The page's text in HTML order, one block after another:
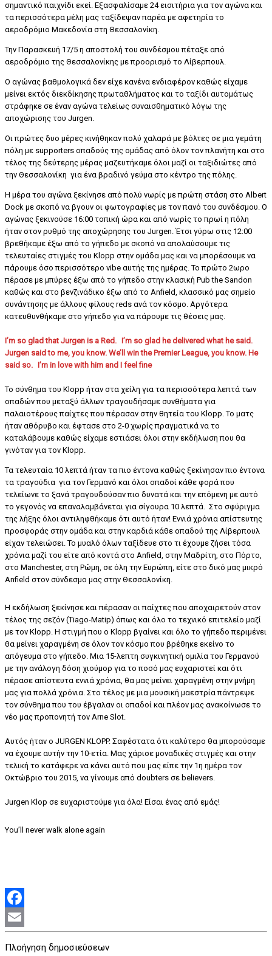
σημαντικό παιχνίδι εκεί. Εξασφαλίσαμε 24 εισιτήρια για τον αγώνα και
τα περισσότερα μέλη μας ταξίδεψαν παρέα με αφετηρία το
αεροδρόμιο Μακεδονία στη Θεσσαλονίκη.
Την Παρασκευή 17/5 η αποστολή του συνδέσμου πέταξε από
αεροδρόμιο της Θεσσαλονίκης με προορισμό το Λίβερπουλ.
Ο αγώνας βαθμολογικά δεν είχε κανένα ενδιαφέρον καθώς είχαμε
μείνει εκτός διεκδίκησης πρωταθλήματος και το ταξίδι αυτομάτως
στράφηκε σε έναν αγώνα τελείως συναισθηματικό λόγω της
αποχώρισης του Jurgen.
Οι πρώτες δυο μέρες κινήθηκαν πολύ χαλαρά με βόλτες σε μια γεμάτη
πόλη με supporters οπαδούς της ομάδας από όλον τον πλανήτη και στο
τέλος της δεύτερης μέρας μαζευτήκαμε όλοι μαζί οι ταξιδιώτες από
την Θεσσαλονίκη για ένα βραδινό γεύμα στο κέντρο της πόλης.
Η μέρα του αγώνα ξεκίνησε από πολύ νωρίς με πρώτη στάση στο Albert
Dock με σκοπό να βγουν οι φωτογραφίες με τον πανό του συνδέσμου. Ο
αγώνας ξεκινούσε 16:00 τοπική ώρα και από νωρίς το πρωί η πόλη
ήταν στον ρυθμό της αποχώρησης του Jurgen. Έτσι γύρω στις 12:00
βρεθήκαμε έξω από το γήπεδο με σκοπό να απολαύσουμε τις
τελευταίες στιγμές του Klopp στην ομάδα μας και να μπορέσουμε να
πάρουμε όσο περισσότερο vibe αυτής της ημέρας. Το πρώτο 2ωρο
πέρασε με μπύρες έξω από το γήπεδο στην κλασική Pub the Sandon
καθώς και στο βενζινάδικο έξω από το Anfield, κλασσικό μας σημείο
συνάντησης με άλλους φίλους reds ανά τον κόσμο. Αργότερα
κατευθυνθήκαμε στο γήπεδο για να πάρουμε τις θέσεις μας.
I’m so glad that Jurgen is a Red. I’m so glad he delivered what he said.
Jurgen said to me, you know. We’ll win the Premier League, you know. He
said so. I’m in love with him and I feel fine
Το σύνθημα του Klopp ήταν στα χείλη για τα περισσότερα λεπτά των
οπαδών που μεταξύ άλλων τραγουδήσαμε συνθήματα για
παλαιοτέρους παίχτες που πέρασαν στην θητεία του Klopp. Το ματς
ήταν αθόρυβο και έφτασε στο 2-0 χωρίς πραγματικά να το
καταλάβουμε καθώς είχαμε εστιάσει όλοι στην εκδήλωση που θα
γινόταν για τον Klopp.
Τα τελευταία 10 λεπτά ήταν τα πιο έντονα καθώς ξεκίνησαν πιο έντονα
τα τραγούδια για τον Γερμανό και όλοι οπαδοί κάθε φορά που
τελείωνε το ξανά τραγουδούσαν πιο δυνατά και την επόμενη με αυτό
το γεγονός να επαναλαμβάνεται για σίγουρα 10 λεπτά. Στο σφύριγμα
της λήξης όλοι αντιληφθήκαμε ότι αυτό ήταν! Εννιά χρόνια απίστευτης
προσφοράς στην ομάδα και στην καρδιά κάθε οπαδού της Λίβερπουλ
είχαν τελειώσει. Το μυαλό όλων ταξίδευε στο τι έχουμε ζήσει τόσα
χρόνια μαζί του είτε από κοντά στο Anfield, στην Μαδρίτη, στο Πόρτο,
στο Manchester, στη Ρώμη, σε όλη την Ευρώπη, είτε στο δικό μας μικρό
Anfield στον σύνδεσμο μας στην Θεσσαλονίκη.
Η εκδήλωση ξεκίνησε και πέρασαν οι παίχτες που αποχαιρετούν στον
τέλος της σεζόν (Τiago-Matip) όπως και όλο το τεχνικό επιτελείο μαζί
με τον Klopp. H στιγμή που ο Klopp βγαίνει και όλο το γήπεδο περιμένει
θα μείνει χαραγμένη σε όλον τον κόσμο που βρέθηκε εκείνο το
απόγευμα στο γήπεδο. Μια 15-λεπτη συγκινητική ομιλία του Γερμανού
με την ανάλογη δόση χιούμορ για το ποσό μας ευχαριστεί και ότι
πέρασε απίστευτα εννιά χρόνια, θα μας μείνει χαραγμένη στην μνήμη
μας για πολλά χρόνια. Στο τέλος με μια μουσική μαεστρία πάντρεψε
τον σύνθημα που του έβγαλαν οι οπαδοί και πλέον μας ανακοίνωσε το
νέο μας προπονητή τον Αrne Slot.
Αυτός ήταν ο JURGEN KLOPP. Σαφέστατα ότι καλύτερο θα μπορούσαμε
να έχουμε αυτήν την 10-ετία. Μας χάρισε μοναδικές στιγμές και στην
τελική το κατάφερε να κάνει αυτό που μας είπε την 1η ημέρα τον
Οκτώβριο του 2015, να γίνουμε από doubters σε believers.
Jurgen Klop σε ευχαριστούμε για όλα! Είσαι ένας από εμάς!
Υou’ll never walk alone again
Facebook
Πλοήγηση δημοσιεύσεων